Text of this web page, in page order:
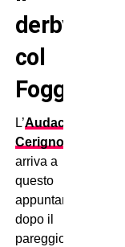
derby
col
Foggia
L’Audace
Cerignola
arriva a
questo
appuntamento
dopo il
pareggio